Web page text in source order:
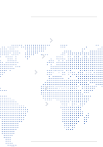
Producten
Laserveiligheid
Over ons
Contact
CONTACT